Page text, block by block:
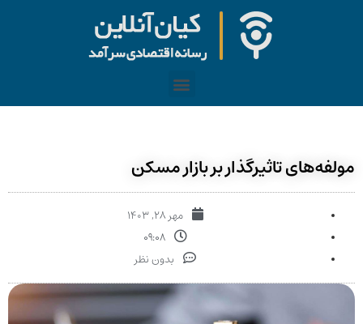
مولفه‌های تاثیرگذار بر بازار مسکن
مهر ۲۸, ۱۴۰۳
۰۹:۰۸
بدون نظر